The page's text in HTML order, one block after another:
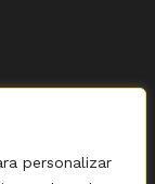
personalizar